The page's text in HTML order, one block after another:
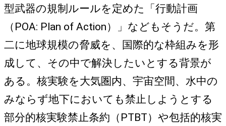
型武器の規制ルールを定めた「行動計画
（POA: Plan of Action）」などもそうだ。第
二に地球規模の脅威を、国際的な枠組みを形
成して、その中で解決したいとする背景が
ある。核実験を大気圏内、宇宙空間、水中の
みならず地下においても禁止しようとする
部分的核実験禁止条約（PTBT）や包括的核実